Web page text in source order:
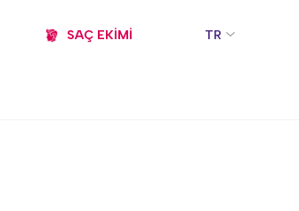
TR
SAÇ EKİMİ